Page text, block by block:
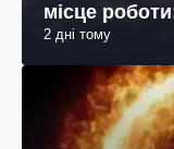
місце
2 дні тому